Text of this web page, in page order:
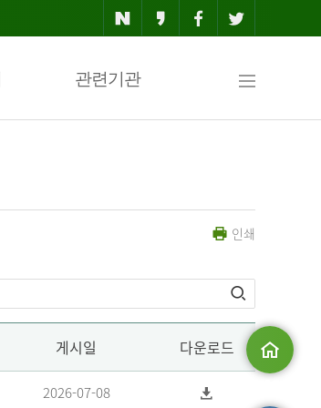
관련기관
맵
인쇄
게시일 다운로드
2026-07-08